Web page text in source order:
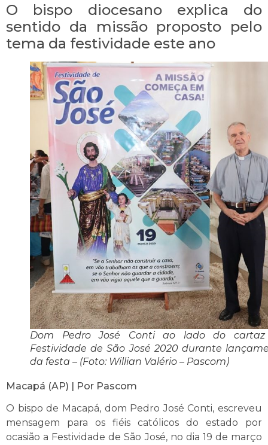
O bispo diocesano explica do
sentido da missão proposto pelo
tema da festividade este ano
Dom Pedro José Conti ao lado do
Festividade de São José 2020 durante
da festa – (Foto: Willian Valério – Pascom)
Macapá (AP) | Por Pascom
O bispo de Macapá, dom Pedro José Conti, escreveu
mensagem para os fiéis católicos do estado por
ocasião a Festividade de São José, no dia 19 de março